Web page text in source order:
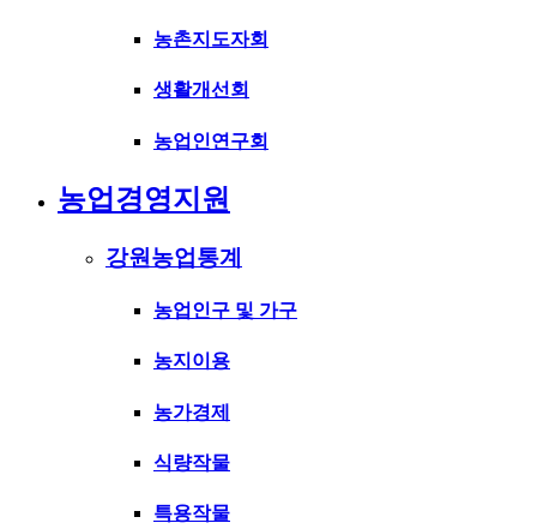
농촌지도자회
생활개선회
농업인연구회
농업경영지원
강원농업통계
농업인구 및 가구
농지이용
농가경제
식량작물
특용작물